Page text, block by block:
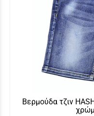
Βερμούδα τζιν